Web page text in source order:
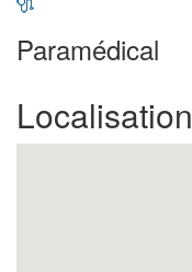
Paramédical
Localisation